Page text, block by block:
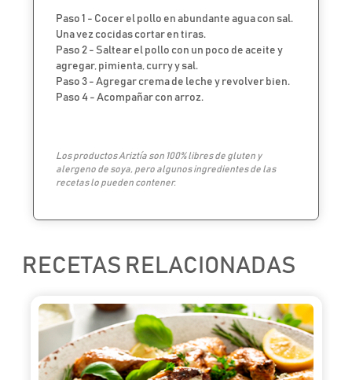
Paso 1 - Cocer el pollo en abundante agua con sal.
Una vez cocidas cortar en tiras.
Paso 2 - Saltear el pollo con un poco de aceite y
agregar, pimienta, curry y sal.
Paso 3 - Agregar crema de leche y revolver bien.
Paso 4 - Acompañar con arroz.
Los productos Ariztía son 100% libres de gluten y
alergeno de soya, pero algunos ingredientes de las
recetas lo pueden contener.
RECETAS RELACIONADAS